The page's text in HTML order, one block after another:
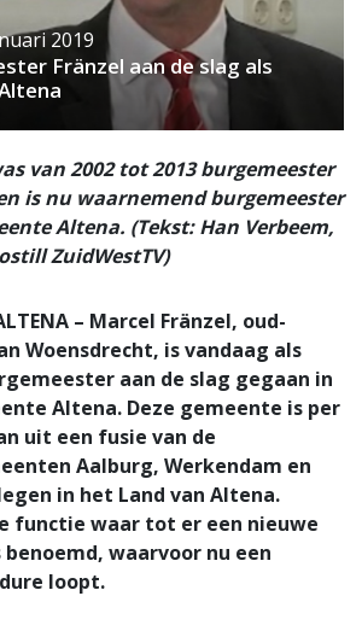
2019
Fränzel aan de slag als
van 2002 tot 2013 burgemeester
is nu waarnemend burgemeester
Altena. (Tekst: Han Verbeem,
ZuidWestTV)
– Marcel Fränzel, oud-
Woensdrecht, is vandaag als
aan de slag gegaan in
Altena. Deze gemeente is per
uit een fusie van de
Aalburg, Werkendam en
in het Land van Altena.
functie waar tot er een nieuwe
waarvoor nu een
loopt.